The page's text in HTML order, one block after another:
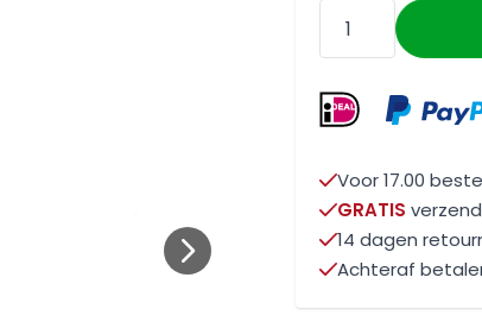
Voor 17.00
GRATIS
14 dagen
Achteraf